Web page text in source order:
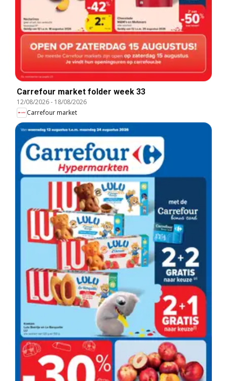
Carrefour market folder week 33
12/08/2026- 18/08/2026
Carrefour market